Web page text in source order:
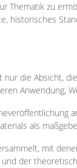
Thematik zu
historisches
die Absicht,
Anwendung,
als
mit
der